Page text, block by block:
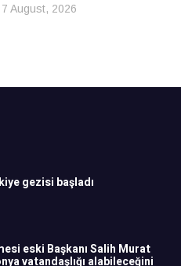
7 August, 2026
gezisi başladı
eski Başkanı Salih Murat
vatandaşlığı alabileceğini